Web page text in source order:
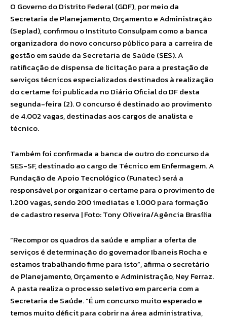
O Governo do Distrito Federal (GDF), por meio da
Secretaria de Planejamento, Orçamento e Administração
(Seplad), confirmou o Instituto Consulpam como a banca
organizadora do novo concurso público para a carreira de
gestão em saúde da Secretaria de Saúde (SES). A
ratificação de dispensa de licitação para a prestação de
serviços técnicos especializados destinados à realização
do certame foi publicada no Diário Oficial do DF desta
segunda-feira (2). O concurso é destinado ao provimento
de 4.002 vagas, destinadas aos cargos de analista e
técnico.
Também foi confirmada a banca de outro do concurso da
SES-SF, destinado ao cargo de Técnico em Enfermagem. A
Fundação de Apoio Tecnológico (Funatec) será a
responsável por organizar o certame para o provimento de
1.200 vagas, sendo 200 imediatas e 1.000 para formação
de cadastro reserva | Foto: Tony Oliveira/Agência Brasília
“Recompor os quadros da saúde e ampliar a oferta de
serviços é determinação do governador Ibaneis Rocha e
estamos trabalhando firme para isto”, afirma o secretário
de Planejamento, Orçamento e Administração, Ney Ferraz.
A pasta realiza o processo seletivo em parceria com a
Secretaria de Saúde. “É um concurso muito esperado e
temos muito déficit para cobrir na área administrativa,